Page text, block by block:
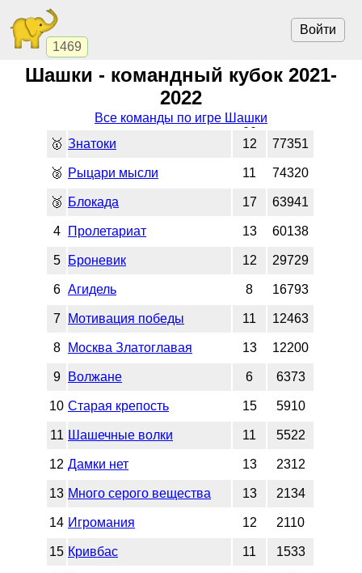
1469
Войти
Шашки - командный кубок 2021-
2022
Все команды по игре Шашки
🥇 Знатоки 12 77351
🥈 Рыцари мысли 11 74320
🥉 Блокада 17 63941
4 Пролетариат 13 60138
5 Броневик 12 29729
6 Агидель 8 16793
7 Мотивация победы 11 12463
8 Москва Златоглавая 13 12200
9 Волжане 6 6373
10 Старая крепость 15 5910
11 Шашечные волки 11 5522
12 Дамки нет 13 2312
13 Много серого вещества 13 2134
14 Игромания 12 2110
15 Кривбас 11 1533